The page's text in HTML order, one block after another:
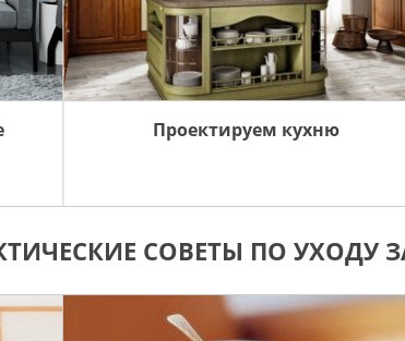
Проектируем кухню
СОВЕТЫ ПО УХОДУ